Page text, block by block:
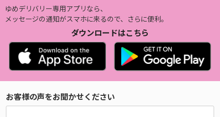
ゆめデリバリー専用アプリなら、
メッセージの通知がスマホに来るので、さらに便利。
ダウンロードはこちら
お客様の声をお聞かせください